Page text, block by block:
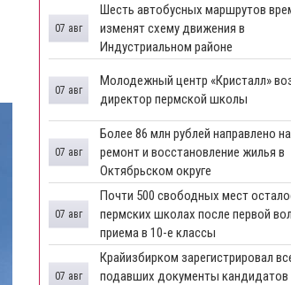
Шесть автобусных маршрутов
изменят схему движения в
Индустриальном районе
07 авг
Молодежный центр «Кристалл»
директор пермской школы
07 авг
Более 86 млн рублей направлено на
ремонт и восстановление жилья в
Октябрьском округе
07 авг
Почти 500 свободных мест
пермских школах после первой
приема в 10-е классы
07 авг
Крайизбирком зарегистрировал
подавших документы кандидатов
07 авг